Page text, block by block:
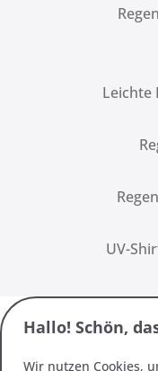
Leichte
UV-
Hallo! Schön,
Wir nutzen Cookies,